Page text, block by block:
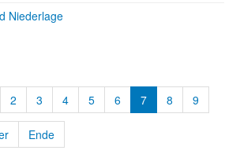
Niederlage
2 3 4 5 6 7 8 9
Ende